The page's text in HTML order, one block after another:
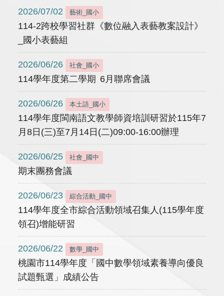
2026/07/02 藝術_國小
114-2跨校學習社群《數位融入表藝教案設計》
_國小表藝組
2026/06/26 社會_國小
114學年度第二學期 6月聯席會議
2026/06/26 本土語_國小
114學年度閩南語文教學師資培訓研習於115年7
月8日(三)至7月14日(二)09:00-16:00辦理
2026/06/25 社會_國中
期末團務會議
2026/06/23 綜合活動_國中
114學年度全市綜合活動領域召集人(115學年度
領召)增能研習
2026/06/22 數學_國中
桃園市114學年度「國中數學領域素養導向優良
試題甄選」成績公告